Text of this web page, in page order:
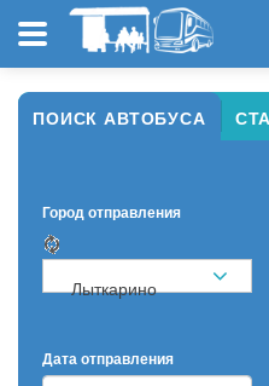
ПОИСК АВТОБУСА
Город отправления
Лыткарино
Дата отправления